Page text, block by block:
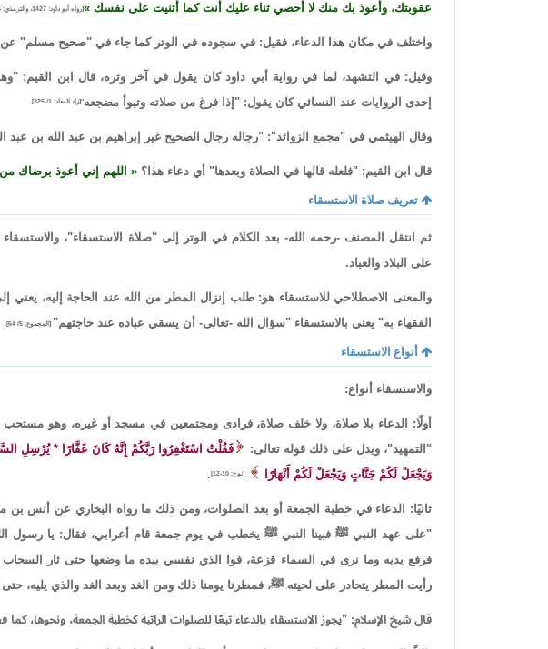
عقوبتك، وأعوذ بك منك لا أحصي ثناء عليك أنت كما أثنيت على نفسك
[رواه أبو داود: 1427، والترمذي: 3566، وابن ماجه: 1179، وهو حديث صحيح].
واختلف في مكان هذا الدعاء، فقيل: في سجوده في الوتر كما جاء في "صحيح مسلم"
وقيل: في التشهد، لما في رواية أبي داود كان يقول في آخر وتره، قال ابن القيم:
إحدى الروايات عند النسائي كان يقول: "إذا فرغ من صلاته وتبوأ مضجعه"[زاد المعاد: 1/ 325].
وقال الهيثمي في "مجمع الزوائد": "رجاله رجال الصحيح غير إبراهيم بن عبد الله بن عبد
قال ابن القيم: "فلعله قالها في الصلاة وبعدها" أي دعاء هذا؟ اللهم إني أعوذ برضاك
تعريف صلاة الاستسقاء
ثم انتقل المصنف -رحمه الله- بعد الكلام في الوتر إلى "صلاة الاستسقاء"،
على البلاد والعباد.
والمعنى الاصطلاحي للاستسقاء هو: طلب إنزال المطر من الله عند الحاجة إليه، يعني
الفقهاء به" يعني بالاستسقاء "سؤال الله -تعالى- أن يسقي عباده عند حاجتهم" [المجموع: 5/ 64].
أنواع الاستسقاء
والاستسقاء أنواع:
أولًا: الدعاء بلا صلاة، ولا خلف صلاة، فرادى ومجتمعين في مسجد أو غيره، وهو مستحب
"التمهيد"، ويدل على ذلك قوله تعالى:
فَقُلْتُ اسْتَغْفِرُوا رَبَّكُمْ إِنَّهُ كَانَ غَفَّارًا * يُرْسِلِ
وَيَجْعَلْ لَكُمْ جَنَّاتٍ وَيَجْعَلْ لَكُمْ أَنْهَارًا
[نوح: 10-12] .
ثانيًا: الدعاء في خطبة الجمعة أو بعد الصلوات، ومن ذلك ما رواه البخاري عن أنس
"على عهد النبي ﷺ فبينا النبي ﷺ يخطب في يوم جمعة قام أعرابي، فقال: يا رسول الله
فرفع يديه وما نرى في السماء قزعة، فوا الذي نفسي بيده ما وضعها حتى ثار السحاب
رأيت المطر يتحادر على لحيته ﷺ، فمطرنا يومنا ذلك ومن الغد وبعد الغد والذي يليه،
قال شيخ الإسلام: "يجوز الاستسقاء بالدعاء تبعًا للصلوات الراتبة كخطبة الجمعة، ونحوها،